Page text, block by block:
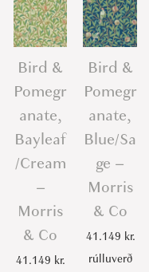
Bird &
Pomegr
anate,
Bayleaf
/Cream
–
Morris
& Co
41.149 kr.
Bird &
Pomegr
anate,
Blue/Sa
ge –
Morris
& Co
41.149 kr.
rúlluverð